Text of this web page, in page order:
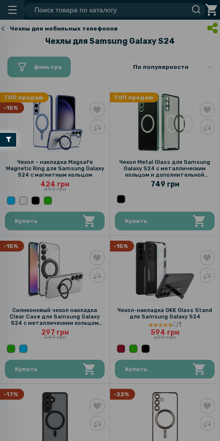
Чехлы для мобильных телефонов
Чехлы для Samsung Galaxy S24
фильтра По популярности
ТОП продаж
-15%
Чехол - накладка Magsafe
Magnetic Ring для Samsung Galaxy
S24 с магнитным кольцом
424 грн
499 грн
Купить
ТОП продаж
Чехол Metal Glass для Samsung
Galaxy S24 с металлическим
кольцом и дополнительной
защитой на камеру
749 грн
Купить
-15%
Силиконовый чехол накладка
Clear Case для Samsung Galaxy
S24 с металлическим кольцом
держателем и защитой для
камеры
297 грн
349 грн
Купить
-15%
Чехол-накладка GKK Glass Stand
для Samsung Galaxy S24
1
594 грн
699 грн
Купить
-17% -22%